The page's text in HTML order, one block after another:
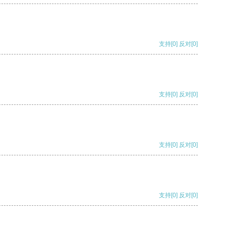
支持[0] 反对[0]
支持[0] 反对[0]
支持[0] 反对[0]
支持[0] 反对[0]